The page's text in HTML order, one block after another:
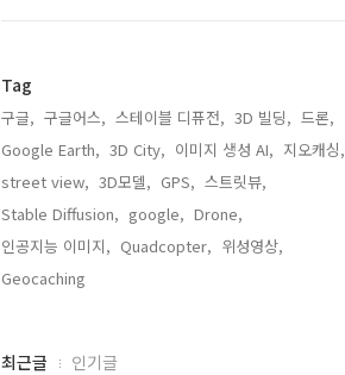
Tag
구글, 구글어스, 스테이블 디퓨전, 3D 빌딩, 드론,
Google Earth, 3D City, 이미지 생성 AI, 지오캐싱,
street view, 3D모델, GPS, 스트릿뷰,
Stable Diffusion, google, Drone,
인공지능 이미지, Quadcopter, 위성영상,
Geocaching,
최
최근글 인기글